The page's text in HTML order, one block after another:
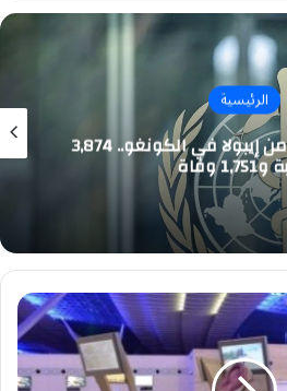
الرئيسية
تحذير أممي عاجل من إيبولا في الكونغو.. 3,874
وفاة